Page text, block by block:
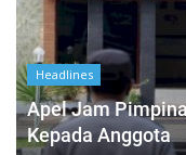
Headlines
Apel Jam
Kepada Anggota